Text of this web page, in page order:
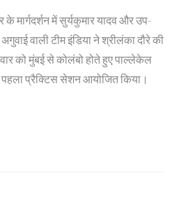
के मार्गदर्शन में सुर्यकुमार यादव और उप-
वाली टीम इंडिया ने श्रीलंका दौरे की
को मुंबई से कोलंबो होते हुए पाल्लेकेल
प्रैक्टिस सेशन आयोजित किया।